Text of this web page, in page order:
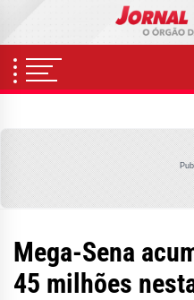
content
Mega-Sena
45 milhões